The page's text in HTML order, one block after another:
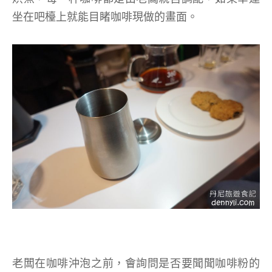
坐在吧檯上就能目睹咖啡現做的畫面。
老闆在咖啡沖泡之前，會詢問是否要聞聞咖啡粉的